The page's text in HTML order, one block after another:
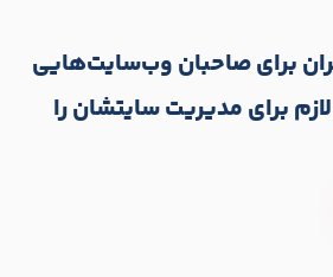
برای صاحبان وب‌سایت‌هایی
برای مدیریت سایتشان را